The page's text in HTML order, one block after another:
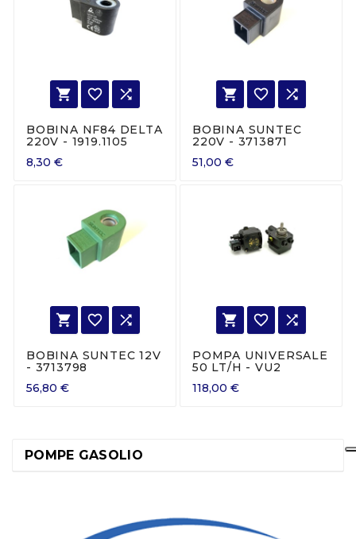
  
BOBINA NF84 DELTA
220V - 1919.1105
8,30 €
  
BOBINA SUNTEC
220V - 3713871
51,00 €
  
BOBINA SUNTEC 12V
- 3713798
56,80 €
  
POMPA UNIVERSALE
50 LT/H - VU2
118,00 €
POMPE GASOLIO